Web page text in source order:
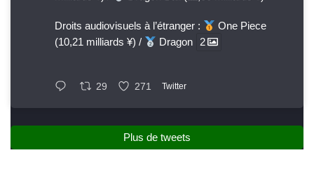
Droits audiovisuels à l’étranger :
One Piece
(10,21 milliards ¥) /
Dragon 2
29 271 Twitter
Plus de tweets